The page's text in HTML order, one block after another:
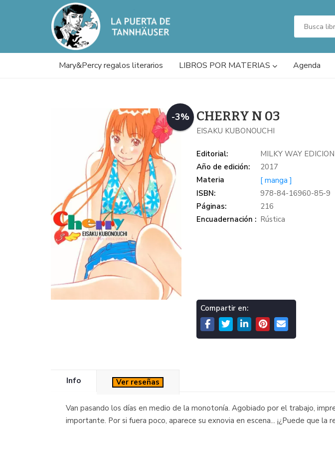
Mary&Percy regalos literarios LIBROS POR MATERIAS Agenda
-3% CHERRY N 03
EISAKU KUBONOUCHI
Editorial:
MILKY WAY
Año de edición:
2017
Materia
[ manga ]
ISBN:
978-84-16960-85-9
Páginas:
216
Encuadernación : Rústica
Compartir en:
Info Ver reseñas
Van pasando los días en medio de la monotonía. Agobiado por el trabajo,
importante. Por si fuera poco, aparece su exnovia en escena... ¡¿Puede que la